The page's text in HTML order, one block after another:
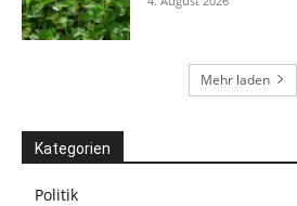
Mehr laden
Kategorien
Politik